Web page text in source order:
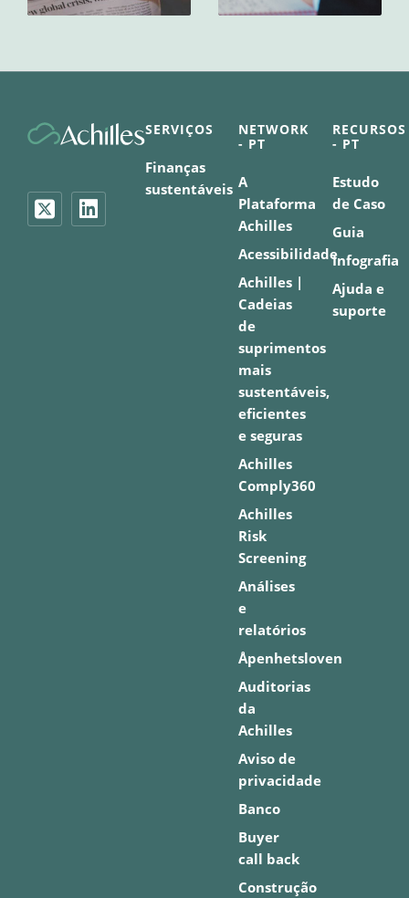
SERVIÇOS
Finanças
sustentáveis
NETWORK
- PT
A
Plataforma
Achilles
Acessibilidade
Achilles |
Cadeias
de
suprimentos
mais
sustentáveis,
eficientes
e seguras
Achilles
Comply360
Achilles
Risk
Screening
Análises
e
relatórios
Åpenhetsloven
Auditorias
da
Achilles
Aviso de
privacidade
Banco
Buyer
call back
Construção
RECURSOS
- PT
Estudo
de Caso
Guia
Infografia
Ajuda e
suporte